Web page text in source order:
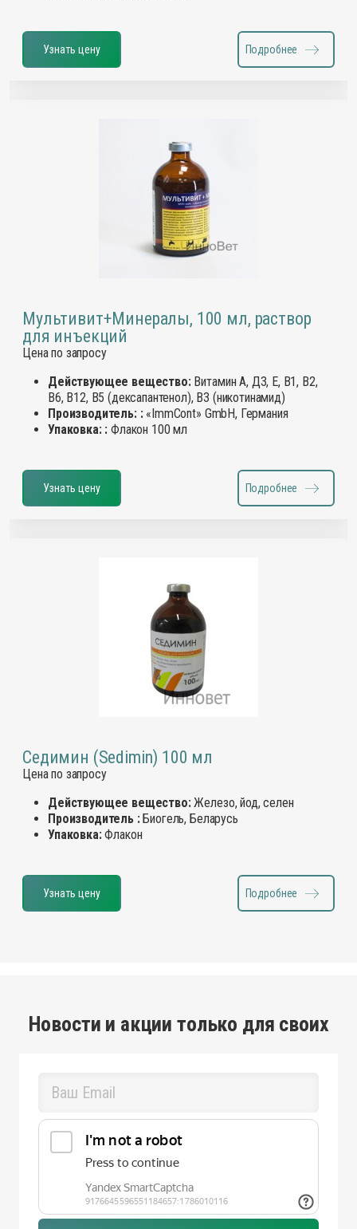
Узнать цену Подробнее
Мультивит+Минералы, 100 мл, раствор
для инъекций
Цена по запросу
Действующее вещество:Витамин А, Д3, Е, В1, В2,
В6, В12, В5 (дексапантенол), В3 (никотинамид)
Производитель: :«ImmCont» GmbH, Германия
Упаковка: : Флакон 100 мл
Узнать цену Подробнее
Седимин (Sedimin) 100 мл
Цена по запросу
Действующее вещество:Железо, йод, селен
Производитель :Биогель, Беларусь
Упаковка:Флакон
Узнать цену Подробнее
Новости и акции только для своих